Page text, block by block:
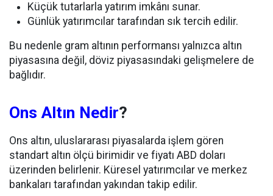
Küçük tutarlarla yatırım imkânı sunar.
Günlük yatırımcılar tarafından sık tercih edilir.
Bu nedenle gram altının performansı yalnızca altın
piyasasına değil, döviz piyasasındaki gelişmelere de
bağlıdır.
Ons Altın Nedir?
Ons altın, uluslararası piyasalarda işlem gören
standart altın ölçü birimidir ve fiyatı ABD doları
üzerinden belirlenir. Küresel yatırımcılar ve merkez
bankaları tarafından yakından takip edilir.